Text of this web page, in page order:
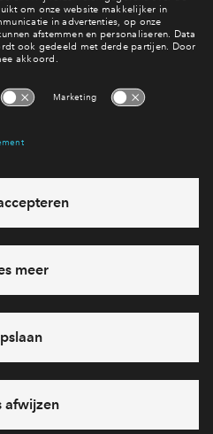
je dan snel aan
het belangrijkste nieuws en
aanmelden
antwoord? Bel ons op
29 10
zijn we vanaf
09:00 uur weer